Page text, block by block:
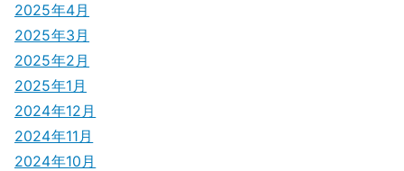
2025年4月
2025年3月
2025年2月
2025年1月
2024年12月
2024年11月
2024年10月